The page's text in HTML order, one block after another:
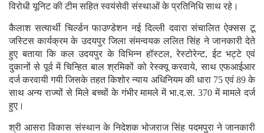
विरोधी यूनिट की टीम सहित स्वयंसेवी संस्थाओं के प्रतिनिधि साथ रहे।
कैलाश सत्यार्थी चिर्ल्डन फाउण्डेशन नई दिल्ली दवारा संचालित ऐक्सस टू
जस्टिस कार्यक्रम के उदयपुर जिला संमन्वयक ललित सिंह ने जानकारी देते
हुए बताया कि कल उदयपुर के विभिन्न हॉस्टल, रेस्टोरेन्ट, ईट भट्टे एवं
दुकानों से पूर्व में चिन्हित बाल श्रमिकों को रेस्क्यू करवाये, साथ एफआईआर
दर्ज करवायी गयी जिसके तहत किशोर न्याय अधिनियम की धारा 75 एवं 89 के
साथ अन्य राज्यों से मिले बच्चों के गंभीर मामले में भा.द.स. 370 में मामले दर्ज
हुए।
श्री आसरा विकास संस्थान के निदेशक भोजराज सिंह पदमपुरा ने जानकारी